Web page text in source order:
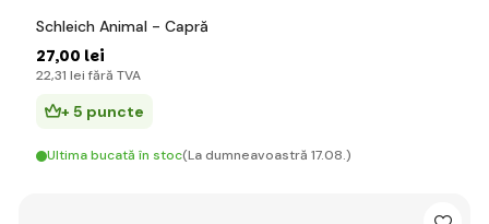
Schleich Animal - Capră
27,00 lei
22,31 lei fără TVA
+ 5 puncte
Ultima bucată în stoc(La dumneavoastră 17.08.)